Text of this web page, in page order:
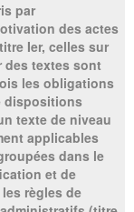
par
des actes
Ier, celles sur
des textes sont
les obligations
dispositions
texte de niveau
applicables
dans le
et de
règles de